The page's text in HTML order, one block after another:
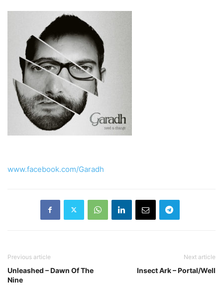
www.facebook.com/Garadh
Previous article
Unleashed – Dawn Of The
Nine
Next article
Insect Ark – Portal/Well